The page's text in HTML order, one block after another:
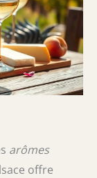
arômes
offre